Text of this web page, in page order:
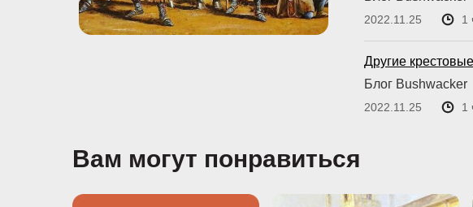
2022.11.25 1
Другие
Блог Bushwacker
2022.11.25 1
Вам могут понравиться